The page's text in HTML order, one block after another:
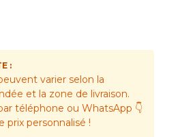
:
varier selon la
et la zone de livraison.
téléphone ou WhatsApp 👇
prix personnalisé !